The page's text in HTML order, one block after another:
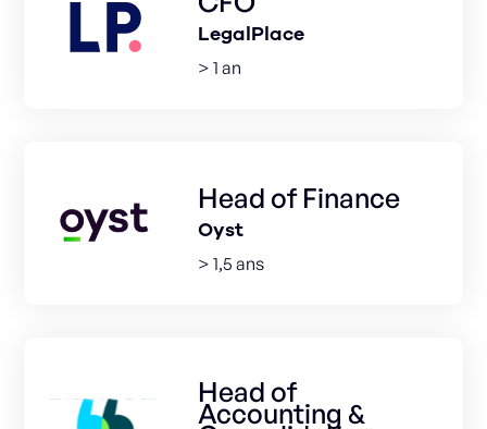
LegalPlace
> 1 an
Head of Finance
Oyst
> 1,5 ans
Head of
Accounting &